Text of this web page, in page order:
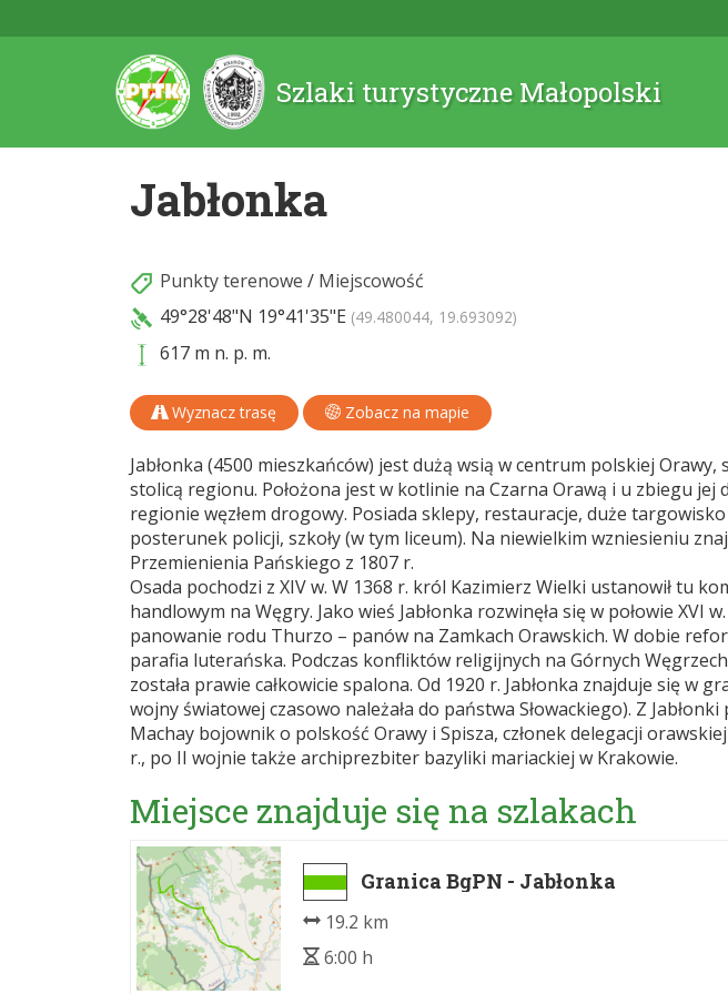
Szlaki turystyczne Małopolski
Jabłonka
Punkty terenowe / Miejscowość
49°28'48"N 19°41'35"E (49.480044, 19.693092)
617 m n. p. m.
Wyznacz trasę Zobacz na mapie
Jabłonka (4500 mieszkańców) jest dużą wsią w centrum polskiej
stolicą regionu. Położona jest w kotlinie na Czarna Orawą i u zbiegu jej
regionie węzłem drogowy. Posiada sklepy, restauracje, duże targowisko
posterunek policji, szkoły (w tym liceum). Na niewielkim wzniesieniu
Przemienienia Pańskiego z 1807 r.
Osada pochodzi z XIV w. W 1368 r. król Kazimierz Wielki ustanowił tu
handlowym na Węgry. Jako wieś Jabłonka rozwinęła się w połowie XVI
panowanie rodu Thurzo – panów na Zamkach Orawskich. W dobie
parafia luterańska. Podczas konfliktów religijnych na Górnych
została prawie całkowicie spalona. Od 1920 r. Jabłonka znajduje się w
wojny światowej czasowo należała do państwa Słowackiego). Z Jabłonki
Machay bojownik o polskość Orawy i Spisza, członek delegacji
r., po II wojnie także archiprezbiter bazyliki mariackiej w Krakowie.
Miejsce znajduje się na szlakach
Granica BgPN - Jabłonka
19.2 km
6:00 h